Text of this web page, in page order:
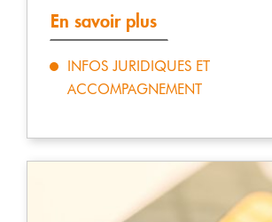
En savoir plus
INFOS JURIDIQUES ET
ACCOMPAGNEMENT